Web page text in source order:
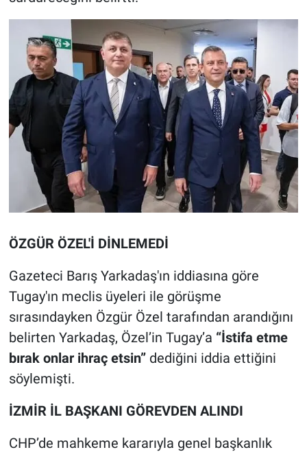
ÖZGÜR ÖZEL'İ DİNLEMEDİ
Gazeteci Barış Yarkadaş'ın iddiasına göre
Tugay'ın meclis üyeleri ile görüşme
sırasındayken Özgür Özel tarafından arandığını
belirten Yarkadaş, Özel’in Tugay’a “İstifa etme
bırak onlar ihraç etsin”dediğini iddia ettiğini
söylemişti.
İZMİR İL BAŞKANI GÖREVDEN ALINDI
CHP’de mahkeme kararıyla genel başkanlık